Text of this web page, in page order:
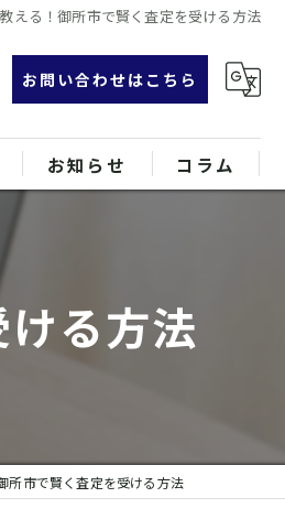
える！御所市で賢く査定を受ける方法
お問い合わせはこちら
お知らせ コラム
る方法
所市で賢く査定を受ける方法